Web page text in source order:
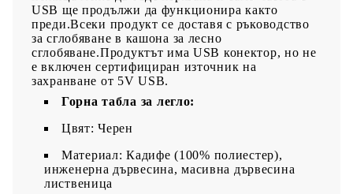
USB ще продължи да функционира както
преди.Всеки продукт се доставя с ръководство
за сглобяване в кашона за лесно
сглобяване.Продуктът има USB конектор, но не
е включен сертифициран източник на
захранване от 5V USB.
Горна табла за легло:
Цвят: Черен
Материал: Кадифе (100% полиестер),
инженерна дървесина, масивна дървесина
лиственица